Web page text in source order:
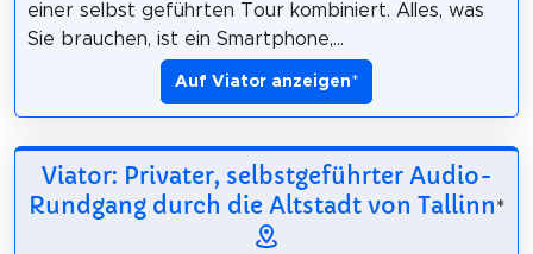
einer selbst geführten Tour kombiniert. Alles, was
Sie brauchen, ist ein Smartphone,...
Auf Viator anzeigen*
Viator: Privater, selbstgeführter Audio-
Rundgang durch die Altstadt von Tallinn*